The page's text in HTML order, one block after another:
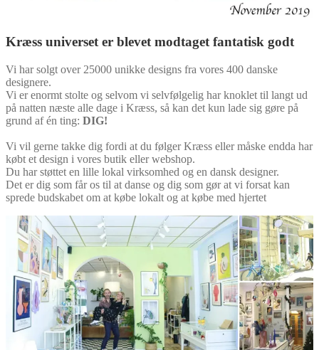
Kræss universet er blevet modtaget fantatisk godt
Vi har solgt over 25000 unikke designs fra vores 400 danske
designere.
Vi er enormt stolte og selvom vi selvfølgelig har knoklet til langt ud
på natten næste alle dage i Kræss, så kan det kun lade sig gøre på
grund af én ting: DIG!
Vi vil gerne takke dig fordi at du følger Kræss eller måske endda har
købt et design i vores butik eller webshop.
Du har støttet en lille lokal virksomhed og en dansk designer.
Det er dig som får os til at danse og dig som gør at vi forsat kan
sprede budskabet om at købe lokalt og at købe med hjertet